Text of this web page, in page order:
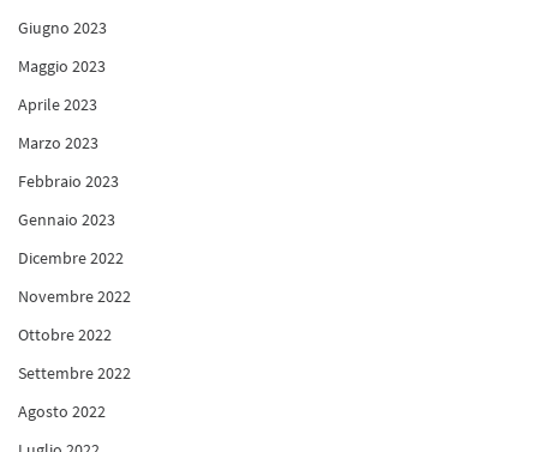
Giugno 2023
Maggio 2023
Aprile 2023
Marzo 2023
Febbraio 2023
Gennaio 2023
Dicembre 2022
Novembre 2022
Ottobre 2022
Settembre 2022
Agosto 2022